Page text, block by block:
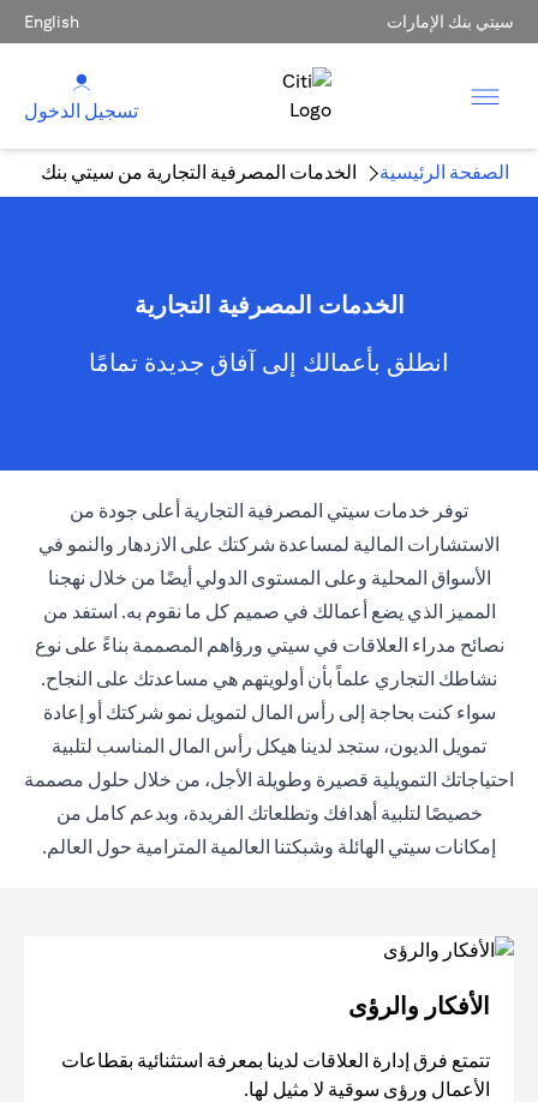
سيتي بنك الإمارات English
تسجيل الدخول
الصفحة الرئيسية الخدمات المصرفية التجارية من سيتي بنك
الخدمات المصرفية التجارية
انطلق بأعمالك إلى آفاق جديدة تمامًا
توفر خدمات سيتي المصرفية التجارية أعلى جودة من
الاستشارات المالية لمساعدة شركتك على الازدهار والنمو في
الأسواق المحلية وعلى المستوى الدولي أيضًا من خلال نهجنا
المميز الذي يضع أعمالك في صميم كل ما نقوم به. استفد من
نصائح مدراء العلاقات في سيتي ورؤاهم المصممة بناءً على نوع
نشاطك التجاري علماً بأن أولويتهم هي مساعدتك على النجاح.
سواء كنت بحاجة إلى رأس المال لتمويل نمو شركتك أو إعادة
تمويل الديون، ستجد لدينا هيكل رأس المال المناسب لتلبية
احتياجاتك التمويلية قصيرة وطويلة الأجل، من خلال حلول مصممة
خصيصًا لتلبية أهدافك وتطلعاتك الفريدة، وبدعم كامل من
إمكانات سيتي الهائلة وشبكتنا العالمية المترامية حول العالم.
الأفكار والرؤى
تتمتع فرق إدارة العلاقات لدينا بمعرفة استثنائية بقطاعات
الأعمال ورؤى سوقية لا مثيل لها.